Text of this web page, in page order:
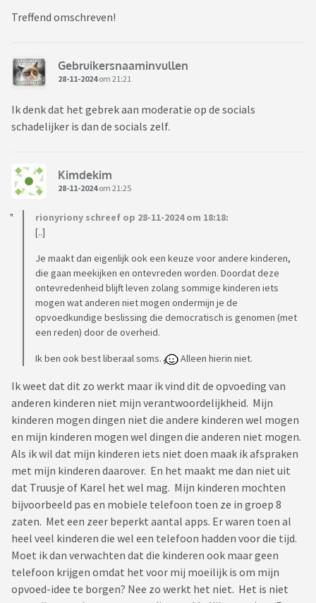
Treffend omschreven!
Gebruikersnaaminvullen
28-11-2024om 21:21
Ik denk dat het gebrek aan moderatie op de socials
schadelijker is dan de socials zelf.
Kimdekim
28-11-2024om 21:25
rionyriony schreef op 28-11-2024 om 18:18:
[..]
Je maakt dan eigenlijk ook een keuze voor andere kinderen,
die gaan meekijken en ontevreden worden. Doordat deze
ontevredenheid blijft leven zolang sommige kinderen iets
mogen wat anderen niet mogen ondermijn je de
opvoedkundige beslissing die democratisch is genomen (met
een reden) door de overheid.
Ik ben ook best liberaal soms. Alleen hierin niet.
Ik weet dat dit zo werkt maar ik vind dit de opvoeding van
anderen kinderen niet mijn verantwoordelijkheid. Mijn
kinderen mogen dingen niet die andere kinderen wel mogen
en mijn kinderen mogen wel dingen die anderen niet mogen.
Als ik wil dat mijn kinderen iets niet doen maak ik afspraken
met mijn kinderen daarover. En het maakt me dan niet uit
dat Truusje of Karel het wel mag. Mijn kinderen mochten
bijvoorbeeld pas en mobiele telefoon toen ze in groep 8
zaten. Met een zeer beperkt aantal apps. Er waren toen al
heel veel kinderen die wel een telefoon hadden voor die tijd.
Moet ik dan verwachten dat die kinderen ook maar geen
telefoon krijgen omdat het voor mij moeilijk is om mijn
opvoed-idee te borgen? Nee zo werkt het niet. Het is niet